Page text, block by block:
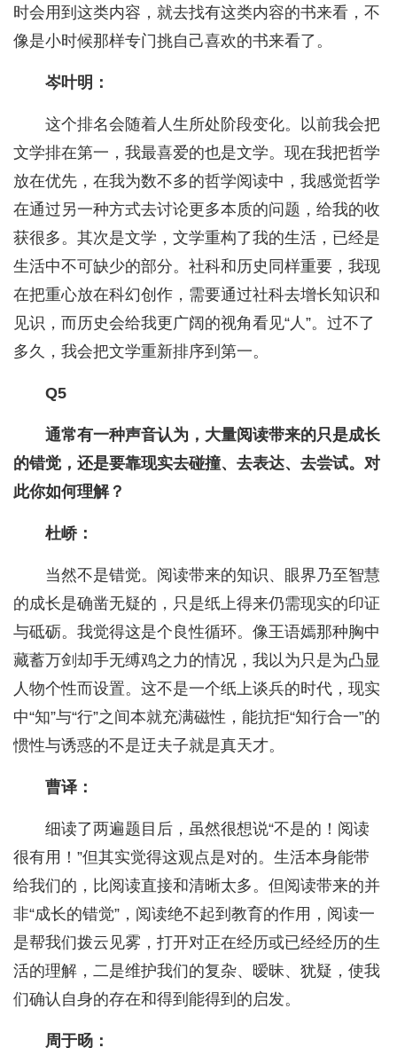
时会用到这类内容，就去找有这类内容的书来看，不
像是小时候那样专门挑自己喜欢的书来看了。
岑叶明：
这个排名会随着人生所处阶段变化。以前我会把
文学排在第一，我最喜爱的也是文学。现在我把哲学
放在优先，在我为数不多的哲学阅读中，我感觉哲学
在通过另一种方式去讨论更多本质的问题，给我的收
获很多。其次是文学，文学重构了我的生活，已经是
生活中不可缺少的部分。社科和历史同样重要，我现
在把重心放在科幻创作，需要通过社科去增长知识和
见识，而历史会给我更广阔的视角看见“人”。过不了
多久，我会把文学重新排序到第一。
Q5
通常有一种声音认为，大量阅读带来的只是成长
的错觉，还是要靠现实去碰撞、去表达、去尝试。对
此你如何理解？
杜峤：
当然不是错觉。阅读带来的知识、眼界乃至智慧
的成长是确凿无疑的，只是纸上得来仍需现实的印证
与砥砺。我觉得这是个良性循环。像王语嫣那种胸中
藏蓄万剑却手无缚鸡之力的情况，我以为只是为凸显
人物个性而设置。这不是一个纸上谈兵的时代，现实
中“知”与“行”之间本就充满磁性，能抗拒“知行合一”的
惯性与诱惑的不是迂夫子就是真天才。
曹译：
细读了两遍题目后，虽然很想说“不是的！阅读
很有用！”但其实觉得这观点是对的。生活本身能带
给我们的，比阅读直接和清晰太多。但阅读带来的并
非“成长的错觉”，阅读绝不起到教育的作用，阅读一
是帮我们拨云见雾，打开对正在经历或已经经历的生
活的理解，二是维护我们的复杂、暧昧、犹疑，使我
们确认自身的存在和得到能得到的启发。
周于旸：